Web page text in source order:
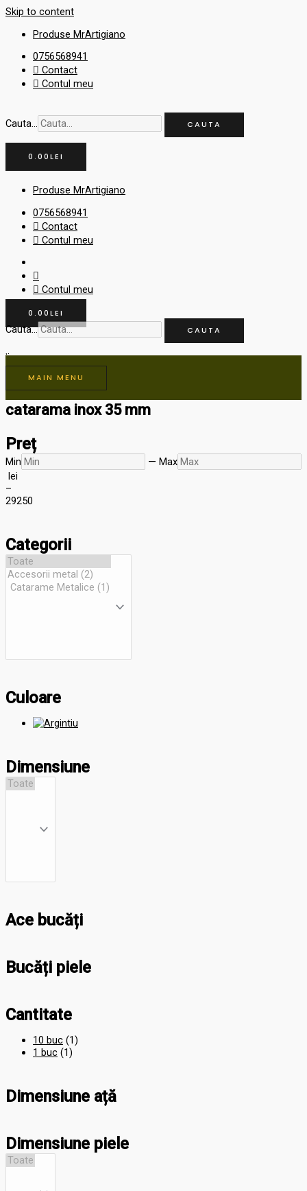
Skip to content
Produse MrArtigiano
0756568941
Contact
Contul meu
Cauta... CAUTA
0.00 LEI
Produse MrArtigiano
0756568941
Contact
Contul meu
Contul meu
0.00 LEI
Cauta... CAUTA
MAIN MENU
catarama inox 35 mm
Preț
Min — Max
lei
–
29250
Categorii
Culoare
Dimensiune
Ace bucăți
Bucăți piele
Cantitate
10 buc (1)
1 buc (1)
Dimensiune ață
Dimensiune piele